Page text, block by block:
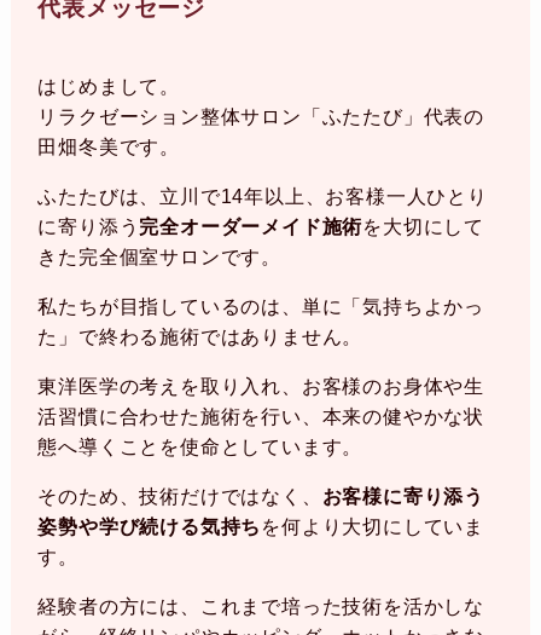
代表メッセージ
はじめまして。
リラクゼーション整体サロン「ふたたび」代表の
田畑冬美です。
ふたたびは、立川で14年以上、お客様一人ひとり
に寄り添う 完全オーダーメイド施術を大切にして
きた完全個室サロンです。
私たちが目指しているのは、単に「気持ちよかっ
た」で終わる施術ではありません。
東洋医学の考えを取り入れ、お客様のお身体や生
活習慣に合わせた施術を行い、本来の健やかな状
態へ導くことを使命としています。
そのため、技術だけではなく、 お客様に寄り添う
姿勢や学び続ける気持ち を何より大切にしていま
す。
経験者の方には、これまで培った技術を活かしな